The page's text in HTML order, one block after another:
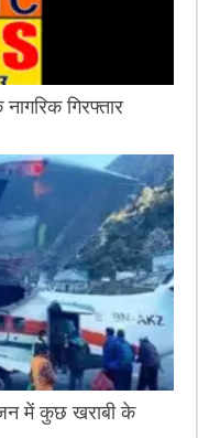
गिरफ्तार
में कुछ खराबी के